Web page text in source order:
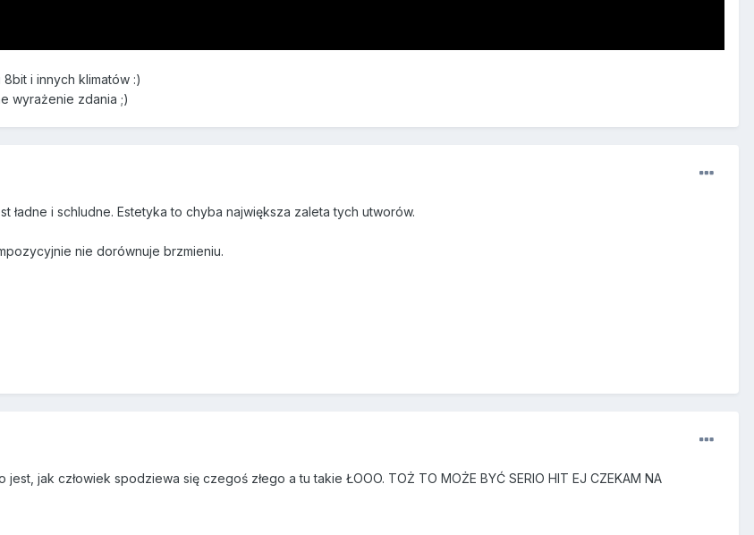
i innych klimatów :)
wyrażenie zdania ;)
ładne i schludne. Estetyka to chyba największa zaleta tych utworów.
nie dorównuje brzmieniu.
jest, jak człowiek spodziewa się czegoś złego a tu takie ŁOOO. TOŻ TO MOŻE BYĆ SERIO HIT EJ CZEKAM NA